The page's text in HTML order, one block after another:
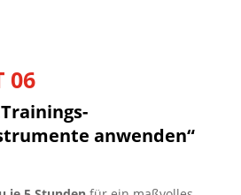
06
anwenden“